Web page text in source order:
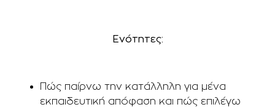
Ενότητες:
Πώς παίρνω την κατάλληλη για μένα
εκπαιδευτική απόφαση και πώς επιλέγω